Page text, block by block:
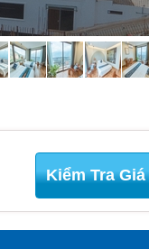
Kiểm Tra Giá